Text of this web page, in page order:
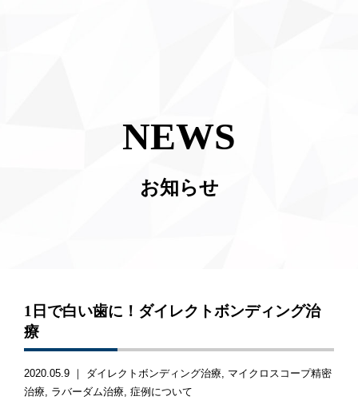
NEWS
お知らせ
1日で白い歯に！ダイレクトボンディング治
療
2020.05.9 ｜ ダイレクトボンディング治療 マイクロスコープ精密
治療 ラバーダム治療 症例について